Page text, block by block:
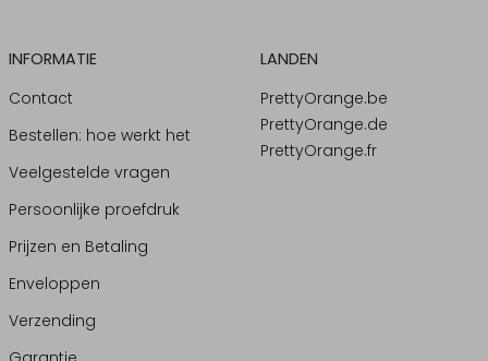
INFORMATIE
Contact
Bestellen: hoe werkt het
Veelgestelde vragen
Persoonlijke proefdruk
Prijzen en Betaling
Enveloppen
Verzending
LANDEN
PrettyOrange.be
PrettyOrange.de
PrettyOrange.fr